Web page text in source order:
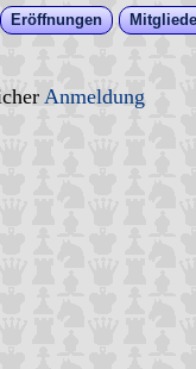
Eröffnungen
Anmeldung